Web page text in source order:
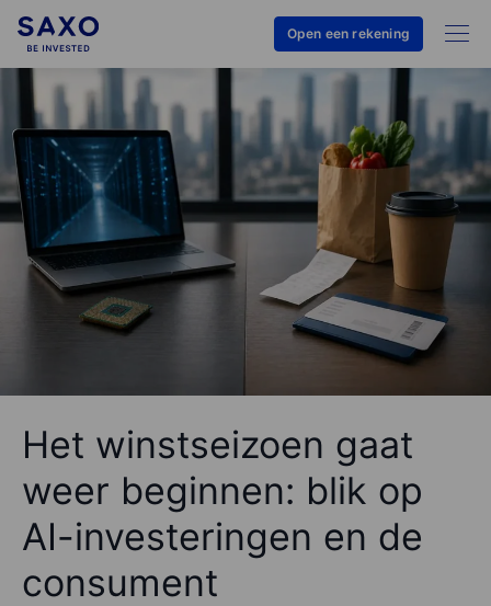
Open een rekening
Het winstseizoen gaat
weer beginnen: blik op
AI-investeringen en de
consument